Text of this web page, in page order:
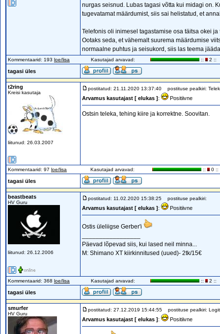
nurgas seisnud. Lubas tagasi võtta kui midagi on.
tugevatamat määrdumist, siis sai helistatud, et
Telefonis oli inimesel tagastamise osa täitsa okei
Ootaks seda, et vähemalt suurema määrdumise
normaalne puhtus ja seisukord, siis las teema
Kommentaarid: 193 loe/lisa Kasutajad arvavad: :: 2 ::
tagasi üles
t2ring
Kreisi kasutaja
liitunud: 26.03.2007
postitatud: 21.11.2020 13:37:40 postituse pealkiri:
Arvamus kasutajast [ elukas ]: Positiivne
Ostsin teleka, tehing kiire ja korrektne. Soovitan.
Kommentaarid: 97 loe/lisa Kasutajad arvavad: :: 0 ::
tagasi üles
beastbeats
HV Guru
liitunud: 26.12.2006
postitatud: 11.02.2020 15:38:25 postituse pealkiri:
Arvamus kasutajast [ elukas ]: Positiivne
Ostis üleliigse Gerber'i
Päevad lõpevad siis, kui lased neil minna...
M: Shimano XT kiirkinnitused (uued)- 2tk/15€
Kommentaarid: 368 loe/lisa Kasutajad arvavad: :: 2 ::
tagasi üles
smurfer
HV Guru
postitatud: 27.12.2019 15:44:55 postituse pealkiri:
Arvamus kasutajast [ elukas ]: Positiivne